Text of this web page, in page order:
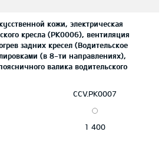
кожи, электрическая
кресла (PK0006), вентиляция
задних кресел (Водительское
(в 8-ти направлениях),
валика водительского
CCV.PK0007
1 400